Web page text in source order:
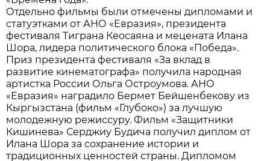
Отдельно фильмы были отмечены дипломами и
статуэтками от АНО «Евразия», президента
фестиваля Тиграна Кеосаяна и мецената Илана
Шора, лидера политического блока «Победа».
Приз президента фестиваля «За вклад в
развитие кинематографа» получила народная
артистка России Ольга Остроумова. АНО
«Евразия» наградило Бермет Бейшенбекову из
Кыргызстана (фильм «Глубоко») за лучшую
молодежную режиссуру. Фильм «Защитники
Кишинева» Серджиу Будича получил диплом от
Илана Шора за сохранение истории и
традиционных ценностей страны. Дипломом